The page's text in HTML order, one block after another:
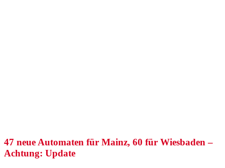
47 neue Automaten für Mainz, 60 für Wiesbaden –
Achtung: Update